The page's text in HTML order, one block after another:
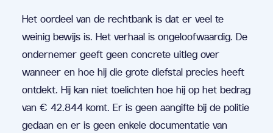
Het oordeel van de rechtbank is dat er veel te
weinig bewijs is. Het verhaal is ongeloofwaardig. De
ondernemer geeft geen concrete uitleg over
wanneer en hoe hij die grote diefstal precies heeft
ontdekt. Hij kan niet toelichten hoe hij op het bedrag
van € 42.844 komt. Er is geen aangifte bij de politie
gedaan en er is geen enkele documentatie van